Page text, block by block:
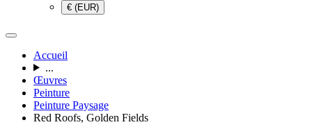
€ (EUR)
Accueil
...
Œuvres
Peinture
Peinture Paysage
Red Roofs, Golden Fields